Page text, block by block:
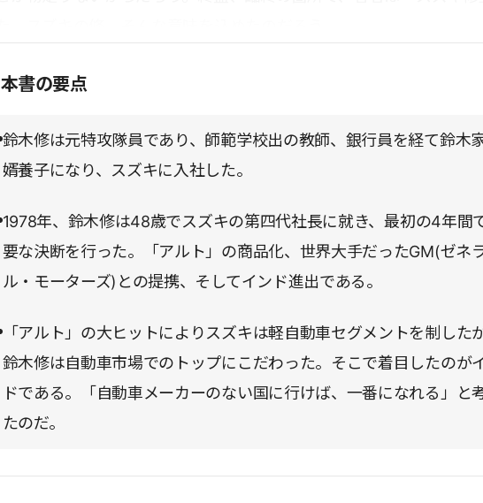
本書の要点
鈴木修は元特攻隊員であり、師範学校出の教師、銀行員を経て鈴木
婿養子になり、スズキに入社した。
1978年、鈴木修は48歳でスズキの第四代社長に就き、最初の4年間
要な決断を行った。「アルト」の商品化、世界大手だったGM(ゼネ
ル・モーターズ)との提携、そしてインド進出である。
「アルト」の大ヒットによりスズキは軽自動車セグメントを制したが
鈴木修は自動車市場でのトップにこだわった。そこで着目したのが
ドである。「自動車メーカーのない国に行けば、一番になれる」と
たのだ。